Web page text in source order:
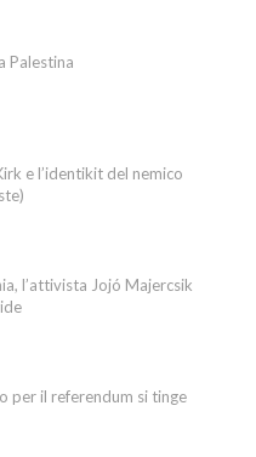
Palestina
e l’identikit del nemico
l’attivista Jojó Majercsik
per il referendum si tinge